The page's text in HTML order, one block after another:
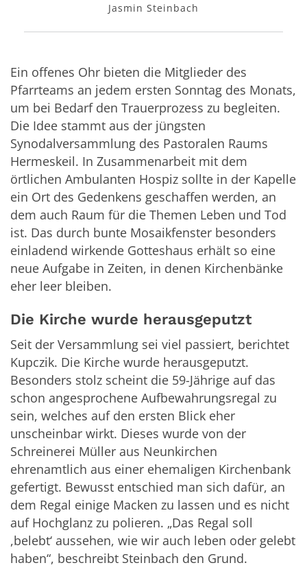
Jasmin Steinbach
Ein offenes Ohr bieten die Mitglieder des
Pfarrteams an jedem ersten Sonntag des Monats,
um bei Bedarf den Trauerprozess zu begleiten.
Die Idee stammt aus der jüngsten
Synodalversammlung des Pastoralen Raums
Hermeskeil. In Zusammenarbeit mit dem
örtlichen Ambulanten Hospiz sollte in der Kapelle
ein Ort des Gedenkens geschaffen werden, an
dem auch Raum für die Themen Leben und Tod
ist. Das durch bunte Mosaikfenster besonders
einladend wirkende Gotteshaus erhält so eine
neue Aufgabe in Zeiten, in denen Kirchenbänke
eher leer bleiben.
Die Kirche wurde herausgeputzt
Seit der Versammlung sei viel passiert, berichtet
Kupczik. Die Kirche wurde herausgeputzt.
Besonders stolz scheint die 59-Jährige auf das
schon angesprochene Aufbewahrungsregal zu
sein, welches auf den ersten Blick eher
unscheinbar wirkt. Dieses wurde von der
Schreinerei Müller aus Neunkirchen
ehrenamtlich aus einer ehemaligen Kirchenbank
gefertigt. Bewusst entschied man sich dafür, an
dem Regal einige Macken zu lassen und es nicht
auf Hochglanz zu polieren. „Das Regal soll
,belebt‘ aussehen, wie wir auch leben oder gelebt
haben“, beschreibt Steinbach den Grund.